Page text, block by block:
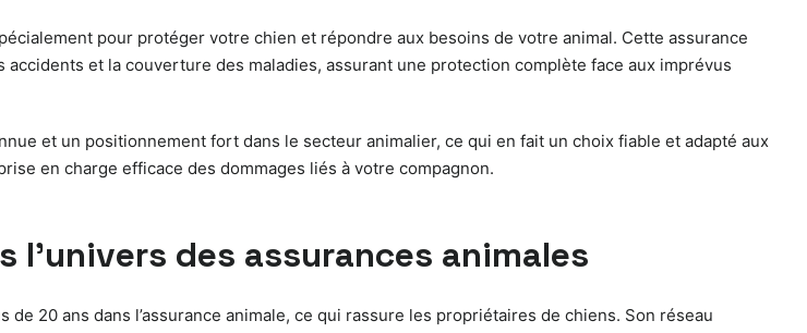
pour protéger votre chien et répondre aux besoins de votre animal. Cette assurance
et la couverture des maladies, assurant une protection complète face aux imprévus
et un positionnement fort dans le secteur animalier, ce qui en fait un choix fiable et adapté aux
en charge efficace des dommages liés à votre compagnon.
l’univers des assurances animales
20 ans dans l’assurance animale, ce qui rassure les propriétaires de chiens. Son réseau